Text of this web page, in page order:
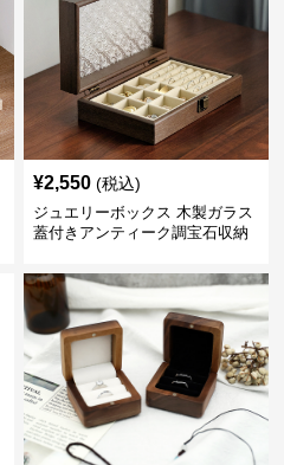
¥2,550 (税込)
ジュエリーボックス 木製ガラス
蓋付きアンティーク調宝石収納